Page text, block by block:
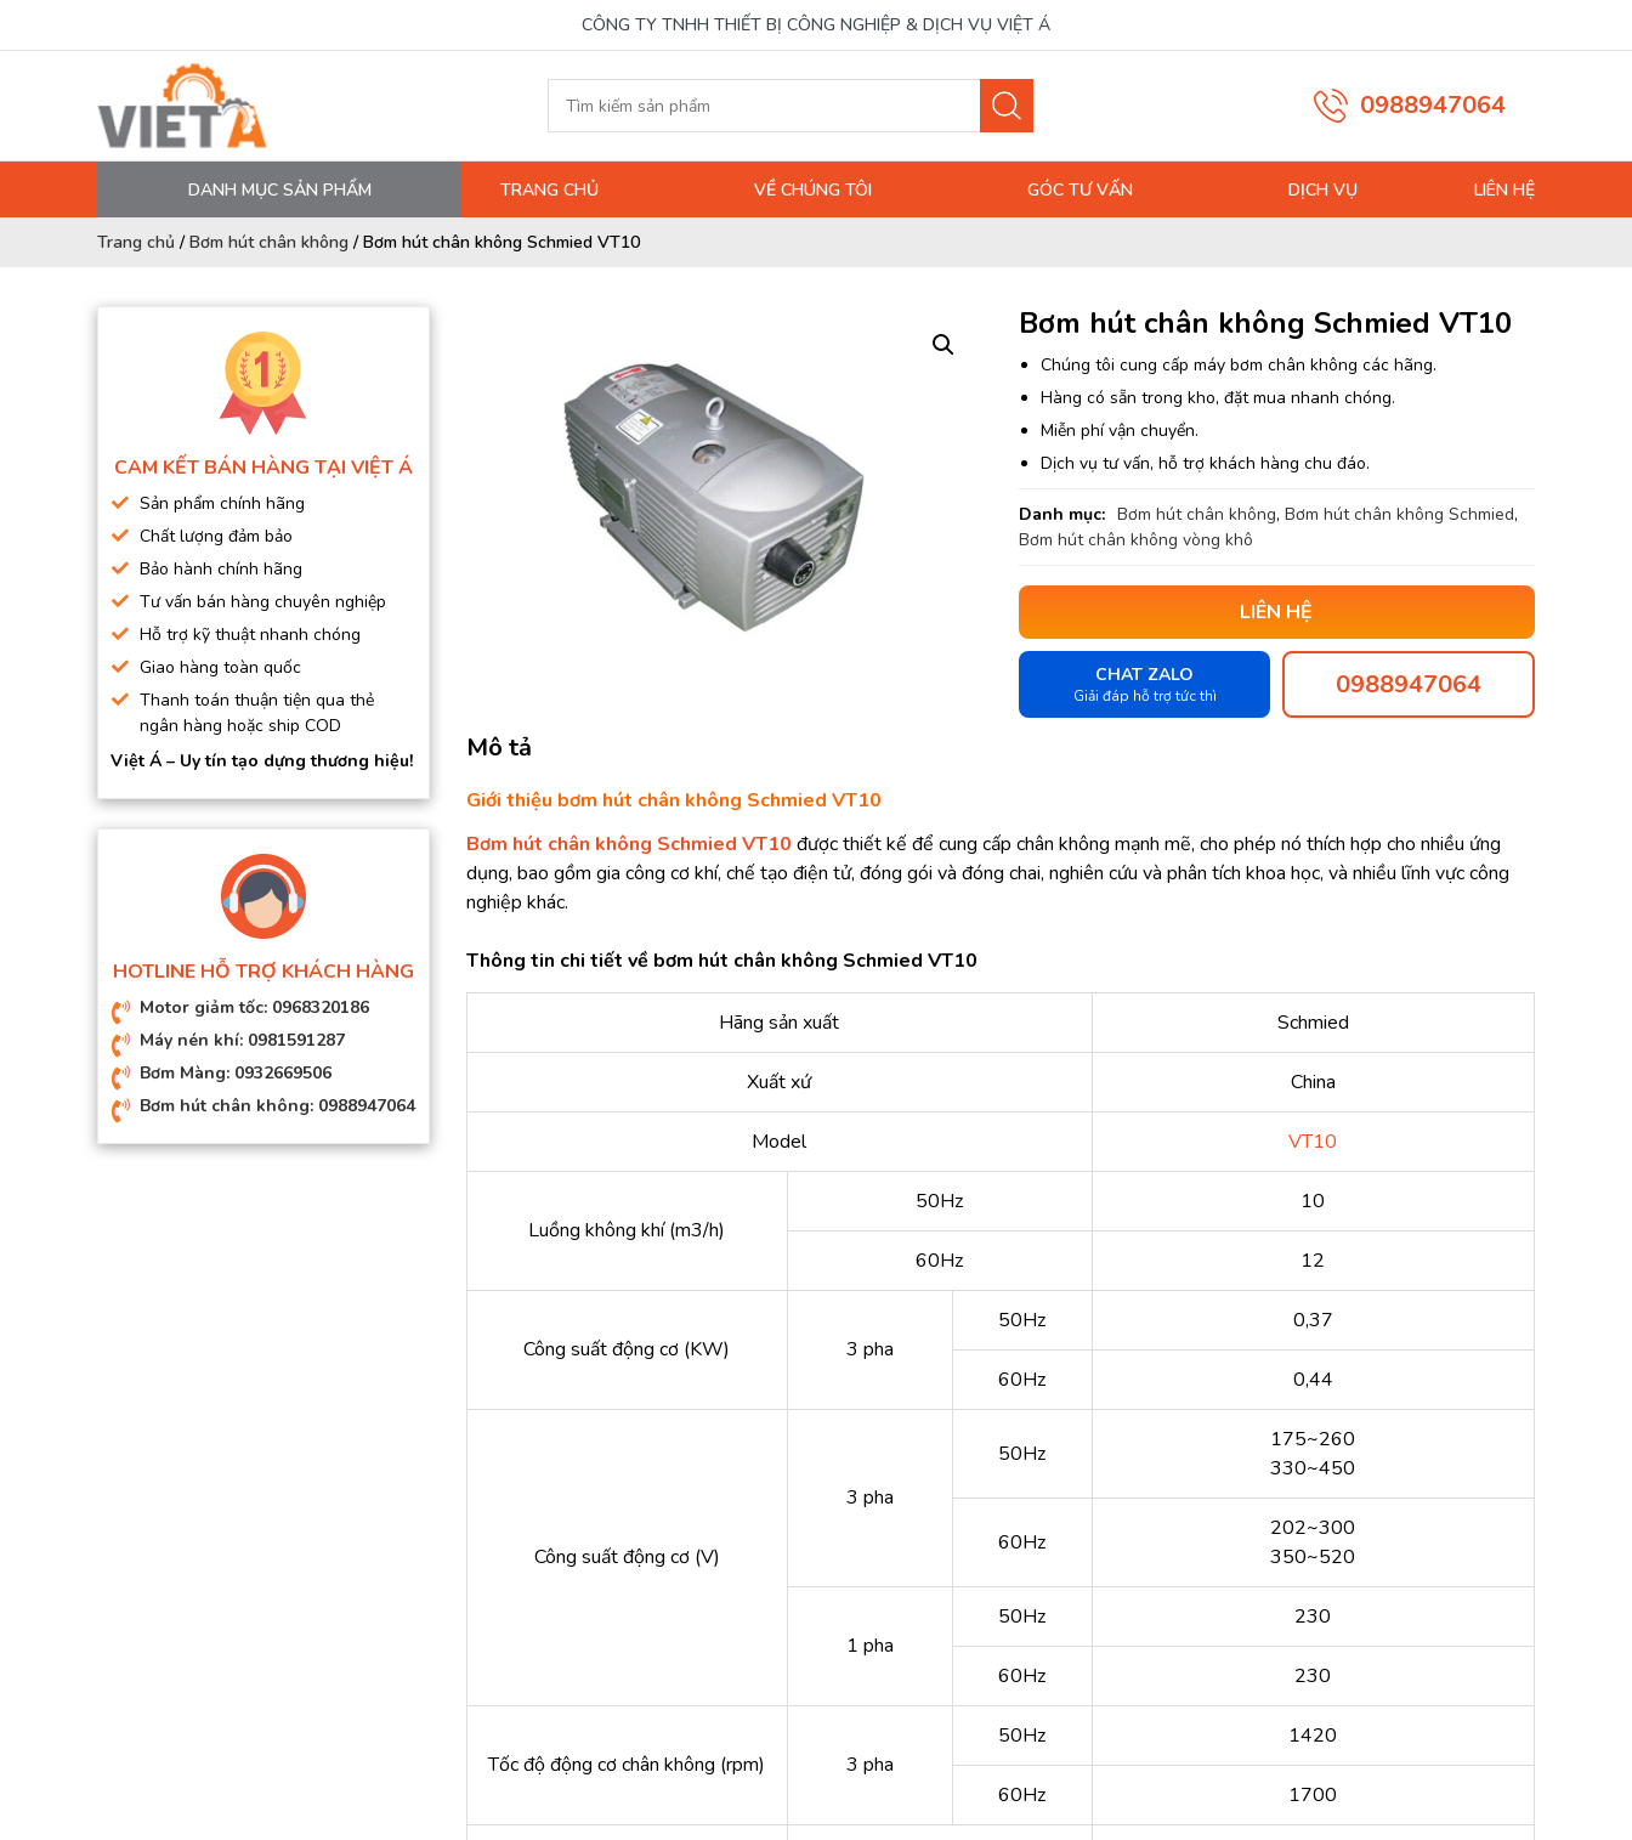
CÔNG TY TNHH THIẾT BỊ CÔNG NGHIỆP & DỊCH VỤ VIỆT Á
0988947064
DANH MỤC SẢN PHẨM
MÁY NÉN KHÍ
DẦU MÁY NÉN KHÍ
DÂY HƠI, ỐNG HƠI
BƠM MÀNG KHÍ NÉN
BƠM HÚT CHÂN KHÔNG
BƠM ĐỊNH LƯỢNG
MOTOR, HỘP GIẢM TỐC
MÁY TẠO KHÍ NITO
TRANG CHỦ VỀ CHÚNG TÔI GÓC TƯ VẤN DỊCH VỤ LIÊN HỆ
Trang chủ /Bơm hút chân không /Bơm hút chân không Schmied VT10
CAM KẾT BÁN HÀNG TẠI VIỆT Á
Sản phẩm chính hãng
Chất lượng đảm bảo
Bảo hành chính hãng
Tư vấn bán hàng chuyên nghiệp
Hỗ trợ kỹ thuật nhanh chóng
Giao hàng toàn quốc
Thanh toán thuận tiện qua thẻ
ngân hàng hoặc ship COD
Việt Á – Uy tín tạo dựng thương hiệu!
HOTLINE HỖ TRỢ KHÁCH HÀNG
Motor giảm tốc: 0968320186
Máy nén khí: 0981591287
Bơm Màng: 0932669506
Bơm hút chân không: 0988947064
Bơm hút chân không Schmied VT10
Chúng tôi cung cấp máy bơm chân không các hãng.
Hàng có sẵn trong kho, đặt mua nhanh chóng.
Miễn phí vận chuyển.
Dịch vụ tư vấn, hỗ trợ khách hàng chu đáo.
Danh mục: Bơm hút chân không, Bơm hút chân không Schmied,
Bơm hút chân không vòng khô
LIÊN HỆ
CHAT ZALO
Giải đáp hỗ trợ tức thì
0988947064
Mô tả
Giới thiệu bơm hút chân không Schmied VT10
Bơm hút chân không Schmied VT10 được thiết kế để cung cấp chân không mạnh mẽ, cho phép nó thích hợp cho nhiều ứng
dụng, bao gồm gia công cơ khí, chế tạo điện tử, đóng gói và đóng chai, nghiên cứu và phân tích khoa học, và nhiều lĩnh vực công
nghiệp khác.
Thông tin chi tiết về bơm hút chân không Schmied VT10
Hãng sản xuất Schmied
Xuất xứ China
Model VT10
Luồng không khí (m3/h)
50Hz 10
60Hz 12
Công suất động cơ (KW) 3 pha
50Hz 0,37
60Hz 0,44
Công suất động cơ (V)
3 pha
50Hz
175~260
330~450
60Hz
202~300
350~520
1 pha
50Hz 230
60Hz 230
Tốc độ động cơ chân không (rpm) 3 pha
50Hz 1420
60Hz 1700